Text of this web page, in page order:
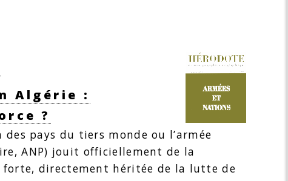
Algérie :
?
des pays du tiers monde ou l’armée
ANP) jouit officiellement de la
directement héritée de la lutte de